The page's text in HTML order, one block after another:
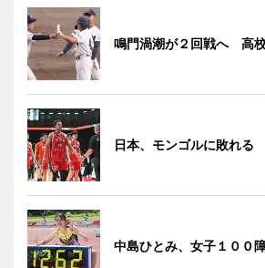
鳴門渦潮が２回戦へ 高
日本、モンゴルに敗れる
中島ひとみ、女子１００